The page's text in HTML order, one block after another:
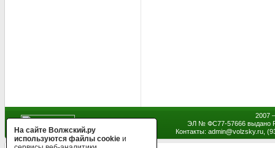
2007
ЭЛ № ФС77-57666 выдано
Контакты: admin@volzsky.ru,
На сайте Волжский.ру
используются файлы cookie и